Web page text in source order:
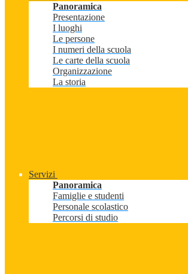
Panoramica
Presentazione
I luoghi
Le persone
I numeri della scuola
Le carte della scuola
Organizzazione
La storia
Servizi
Panoramica
Famiglie e studenti
Personale scolastico
Percorsi di studio